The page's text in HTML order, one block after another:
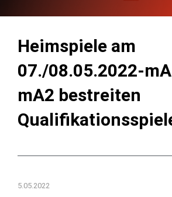
Heimspiele am
07./08.05.2022-
mA2 bestreiten
5.05.2022